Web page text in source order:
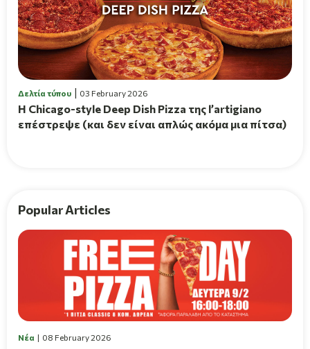
Δελτία τύπου 03 February 2026
Η Chicago-style Deep Dish Pizza της l’artigiano
επέστρεψε (και δεν είναι απλώς ακόμα μια πίτσα)
Popular Articles
Νέα 08 February 2026